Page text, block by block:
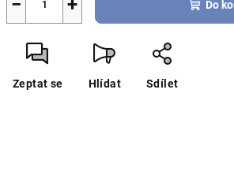
+
− Do
Zeptat se Hlídat Sdílet